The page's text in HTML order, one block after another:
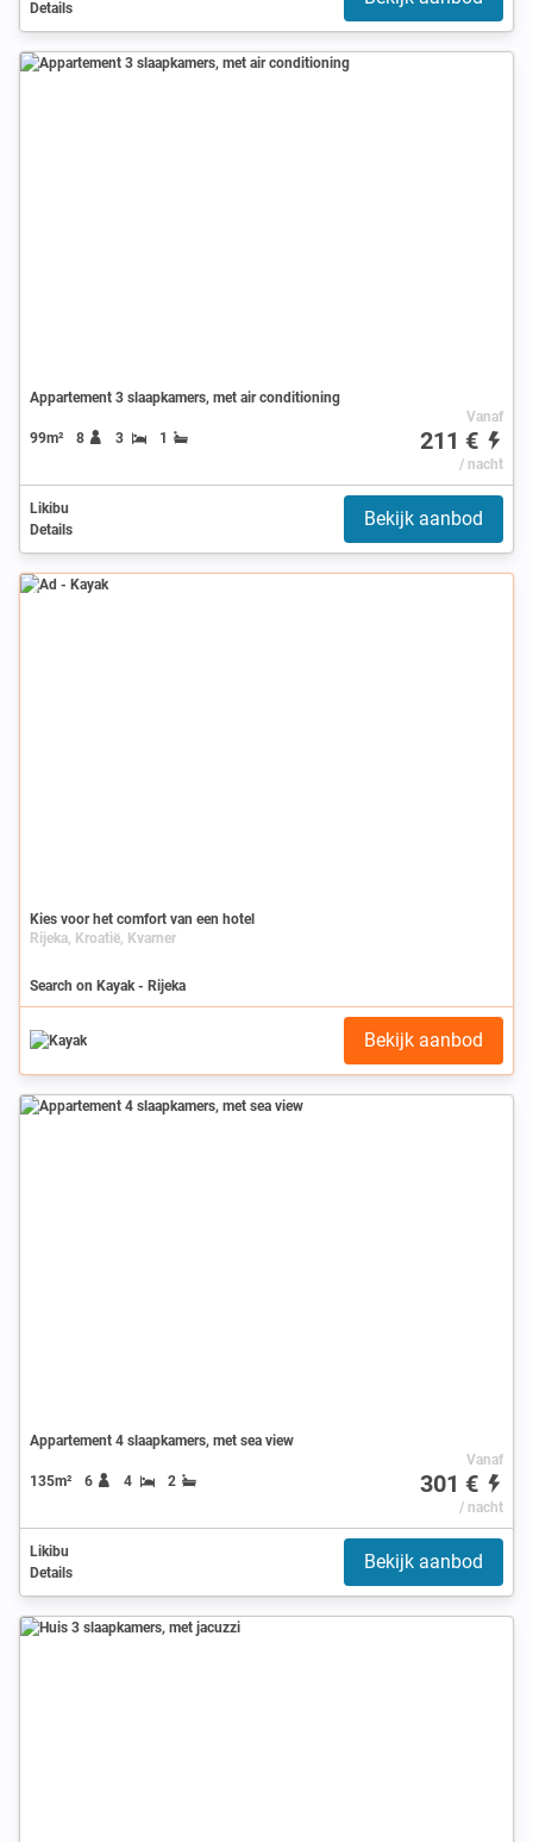
Details
Appartement 3 slaapkamers, met air conditioning
99m² 8 3 1
Vanaf
211 €
/ nacht
Likibu
Details
Bekijk aanbod
Ad
Kies voor het comfort van een hotel
Rijeka, Kroatië, Kvarner
Search on Kayak - Rijeka
Bekijk aanbod
Appartement 4 slaapkamers, met sea view
135m² 6 4 2
Vanaf
301 €
/ nacht
Likibu
Details
Bekijk aanbod